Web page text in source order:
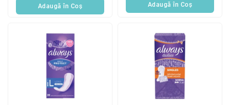
Adaugă în Coş Adaugă în Coş